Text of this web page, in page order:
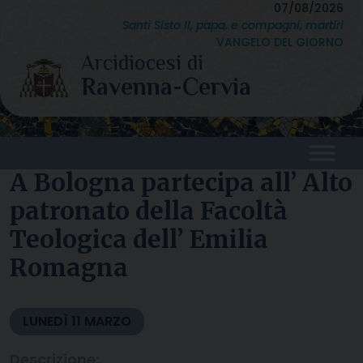
content
07/08/2026
Santi Sisto II, papa, e compagni, martiri
VANGELO DEL GIORNO
A Bologna partecipa all’ Alto
patronato della Facoltà
Teologica dell’ Emilia
Romagna
LUNEDÌ 11 MARZO